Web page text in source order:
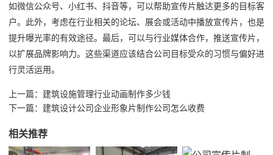
如微信公众号、小红书、抖音等，可以帮助宣传片触达更多的目标客
户。此外，考虑在行业相关的论坛、展会或活动中播放宣传片，也是
提升曝光率的有效途径。最后，可以与行业媒体合作，推送宣传片，
以扩展品牌影响力。这些渠道应该结合公司目标受众的习惯与偏好进
行灵活运用。
上一篇： 建筑设施管理行业动画制作多少钱
下一篇： 建筑设计公司企业形象片制作公司怎么收费
相关推荐